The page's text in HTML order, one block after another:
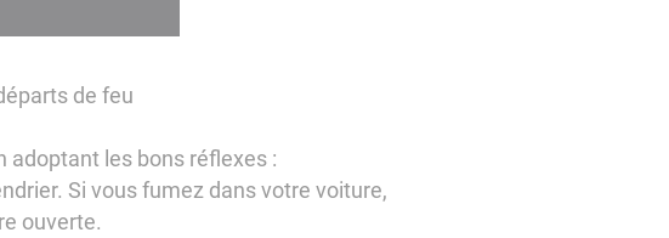
de feu
adoptant les bons réflexes :
Si vous fumez dans votre voiture,
ouverte.